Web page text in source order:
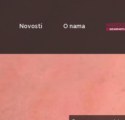
Novosti O nama